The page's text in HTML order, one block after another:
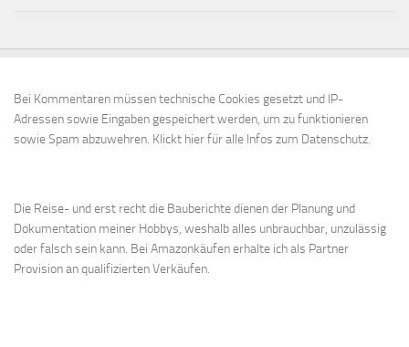
Bei Kommentaren müssen technische Cookies gesetzt und IP-
Adressen sowie Eingaben gespeichert werden, um zu funktionieren
sowie Spam abzuwehren. Klickt hier für alle Infos zum Datenschutz.
Die Reise- und erst recht die Bauberichte dienen der Planung und
Dokumentation meiner Hobbys, weshalb alles unbrauchbar, unzulässig
oder falsch sein kann. Bei Amazonkäufen erhalte ich als Partner
Provision an qualifizierten Verkäufen.